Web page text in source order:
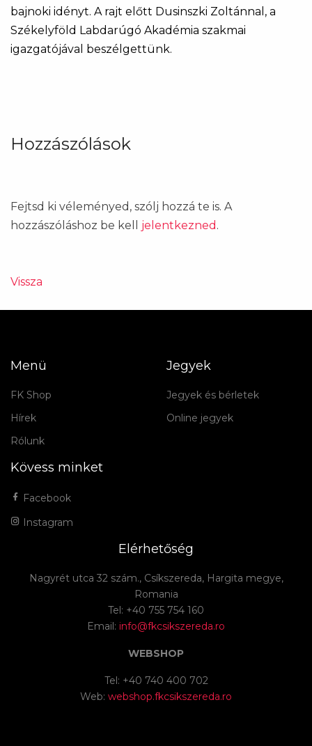
bajnoki idényt. A rajt előtt Dusinszki Zoltánnal, a
Székelyföld Labdarúgó Akadémia szakmai
igazgatójával beszélgettünk.
Hozzászólások
Fejtsd ki véleményed, szólj hozzá te is. A
hozzászóláshoz be kell jelentkezned .
Vissza
Menü
FK Shop
Hírek
Rólunk
Jegyek
Jegyek és bérletek
Online jegyek
Kövess minket
Facebook
Instagram
Elérhetőség
Nagyrét utca 32 szám., Csíkszereda, Hargita megye,
Romania
Tel: +40 755 754 160
Email: info@fkcsikszereda.ro
WEBSHOP
Tel: +40 740 400 702
Web: webshop.fkcsikszereda.ro